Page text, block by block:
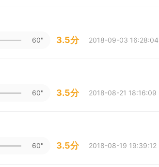
60" 3.5分 2018-09-03 16:28:04
60" 3.5分 2018-08-21 18:16:09
60" 3.5分 2018-08-19 19:39:12